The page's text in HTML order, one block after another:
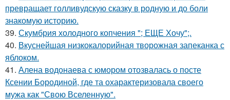
превращает голливудскую сказку в родную и до боли
знакомую историю.
39. Скумбрия холодного копчения "; ЕЩЕ Хочу";.
40. Вкуснейшая низкокалорийная творожная запеканка с
яблоком.
41. Алена водонаева с юмором отозвалась о посте
Ксении Бородиной, где та охарактеризовала своего
мужа как "Свою Вселенную".